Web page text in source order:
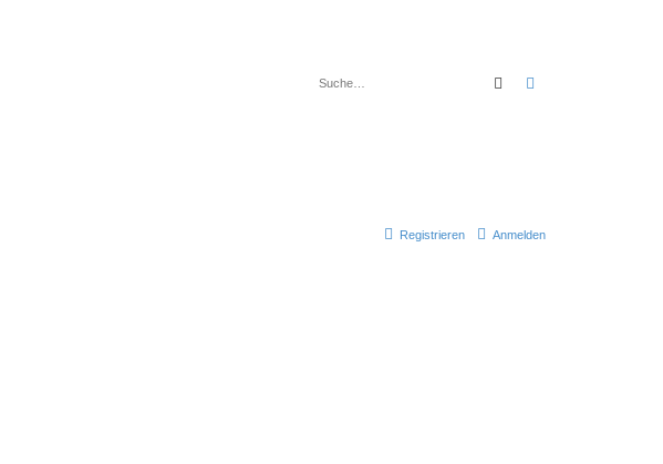
Suche
Anmelden
Registrieren